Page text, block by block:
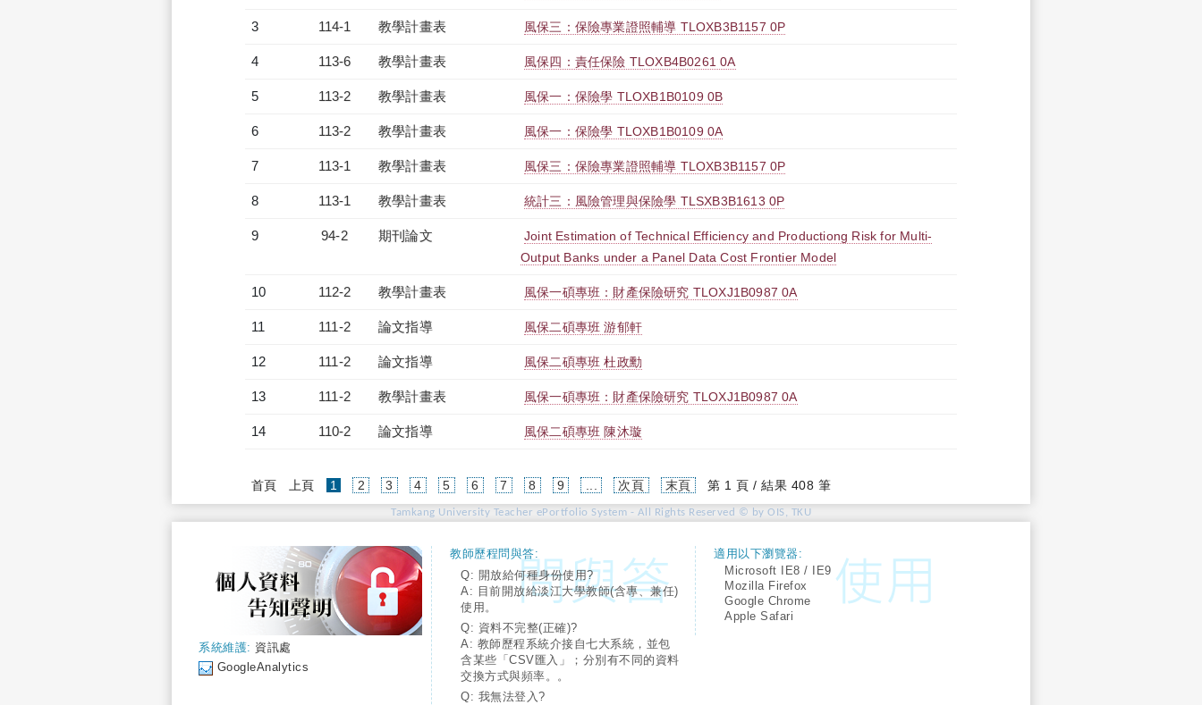
3 114-1 教學計畫表 風保三：保險專業證照輔導 TLOXB3B1157 0P
4 113-6 教學計畫表 風保四：責任保險 TLOXB4B0261 0A
5 113-2 教學計畫表 風保一：保險學 TLOXB1B0109 0B
6 113-2 教學計畫表 風保一：保險學 TLOXB1B0109 0A
7 113-1 教學計畫表 風保三：保險專業證照輔導 TLOXB3B1157 0P
8 113-1 教學計畫表 統計三：風險管理與保險學 TLSXB3B1613 0P
9 94-2 期刊論文
Joint Estimation of Technical Efficiency and Productiong Risk for Multi-
Output Banks under a Panel Data Cost Frontier Model
10 112-2 教學計畫表 風保一碩專班：財產保險研究 TLOXJ1B0987 0A
11 111-2 論文指導 風保二碩專班 游郁軒
12 111-2 論文指導 風保二碩專班 杜政勳
13 111-2 教學計畫表 風保一碩專班：財產保險研究 TLOXJ1B0987 0A
14 110-2 論文指導 風保二碩專班 陳沐璇
首頁 上頁 1 (current)
2 3 4 5 6 7 8 9 次頁 末頁 第 1 頁 / 結果 408 筆
Tamkang University Teacher ePortfolio System - All Rights Reserved © by OIS, TKU
系統維護: 資訊處
GoogleAnalytics
教師歷程問與答:
Q: 開放給何種身份使用?
A: 目前開放給淡江大學教師(含專、兼任)
使用。
Q: 資料不完整(正確)?
A: 教師歷程系統介接自七大系統，並包
含某些「CSV匯入」；分別有不同的資料
交換方式與頻率。。
Q: 我無法登入?
適用以下瀏覽器:
Microsoft IE8 / IE9
Mozilla Firefox
Google Chrome
Apple Safari